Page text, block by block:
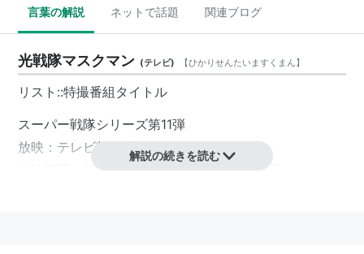
言葉の解説 ネットで話題 関連ブログ
光戦隊マスクマン (テレビ) 【ひかりせんたいますくまん】
リスト::特撮番組タイトル
スーパー戦隊シリーズ第11弾
放映：テレビ朝日系全国ネット
放映期間：1987年2月28日〜1988年2月20日
解説の続きを読む